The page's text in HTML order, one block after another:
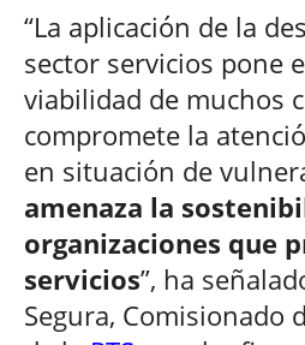
“La aplicación de la
sector servicios pone
viabilidad de muchos
compromete la
en situación de
amenaza la
organizaciones que
servicios”, ha
Segura, Comisionado